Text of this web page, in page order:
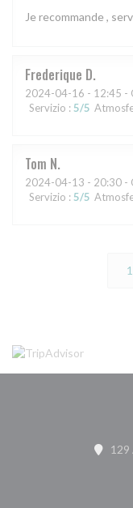
Je recommande ,
Frederique D
2024-04-16 - 12:45 -
Servizio : 5/5
Tom N
2024-04-13 - 20:30 -
Servizio : 5/5
1
129